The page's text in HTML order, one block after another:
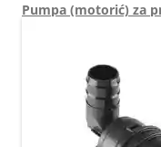
Pumpa (motorić) za